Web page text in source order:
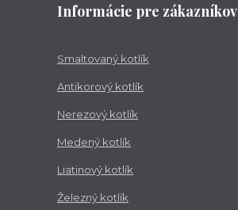
Informácie pre zákazníkov
Smaltovaný kotlík
Antikorový kotlík
Nerezový kotlík
Medený kotlík
Liatinový kotlík
Železný kotlík